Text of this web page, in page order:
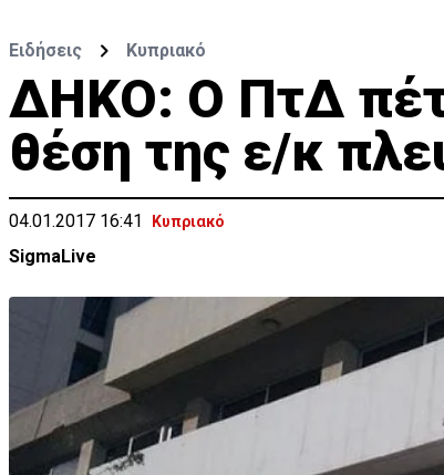
Ειδήσεις Κυπριακό
ΔΗΚΟ: Ο ΠτΔ
θέση της ε/κ
04.01.2017 16:41 Κυπριακό
SigmaLive